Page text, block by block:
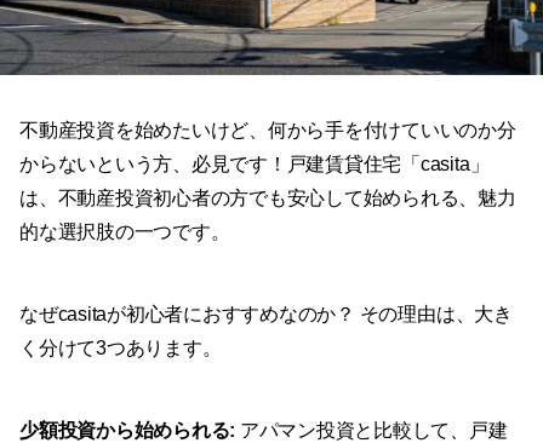
不動産投資を始めたいけど、何から手を付けていいのか分
からないという方、必見です！戸建賃貸住宅「casita」
は、不動産投資初心者の方でも安心して始められる、魅力
的な選択肢の一つです。
なぜcasitaが初心者におすすめなのか？ その理由は、大き
く分けて3つあります。
少額投資から始められる: アパマン投資と比較して、戸建